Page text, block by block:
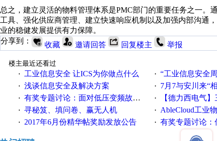
总之，建立灵活的物料管理体系是PMC部门的重要任务之一
工具、强化供应商管理、建立快速响应机制以及加强内部沟通
业的稳健发展提供有力保障。
分享到：
收藏 邀请回答 回复楼主 举报
楼主最近还看过
·
工业信息安全 让ICS为你做点什么 · “工业信息安全周之我见”
· 浅谈信息安全及解决方案 · 7月7与安川来“
· 有奖专题讨论：面对低压变频故障，老手是这样解决的！ · 【德力西电气】三
· 寻秘笈、填问卷、赢无人机 · AbleCloud工业物联
· 2017年6月份精华帖奖励发放公告 · 有奖专题讨论：伺服选择